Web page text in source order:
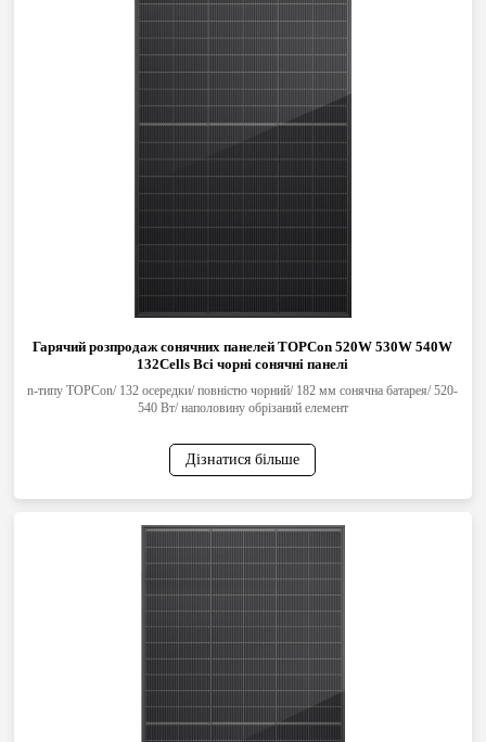
Гарячий розпродаж сонячних панелей TOPCon 520W 530W 540W
132Cells Всі чорні сонячні панелі
n-типу TOPCon/ 132 осередки/ повністю чорний/ 182 мм сонячна батарея/ 520-
540 Вт/ наполовину обрізаний елемент
Дізнатися більше